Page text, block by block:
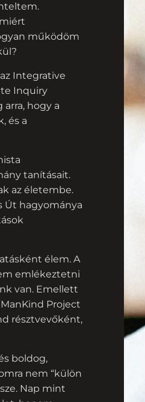
működöm
Integrative
Inquiry
hogy a
és a
tanításait.
az életembe.
Út hagyománya
élem. A
emlékeztetni
van. Emellett
Project
résztvevőként,
boldog,
nem “külön
Nap mint